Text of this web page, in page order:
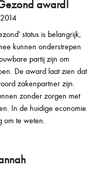
award!
status is belangrijk,
kunnen onderstrepen
partij zijn om
De award laat zien dat
zakenpartner zijn.
zonder zorgen met
In de huidige economie
om te weten.